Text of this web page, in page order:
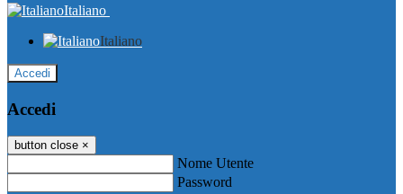
Italiano
Italiano
Accedi
Accedi
button close ×
Nome Utente
Password